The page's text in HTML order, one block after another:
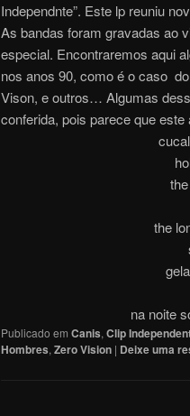
Independnte”. Este lp reuniu
As bandas foram gravadas ao
especial. Encontraremos aqui
nos anos 90, como é o caso
Vison, e outros… Algumas
conferida, pois parece que
the
na noite
Publicado em Canis, Clip
Hombres, Zero Vision | Deixe uma